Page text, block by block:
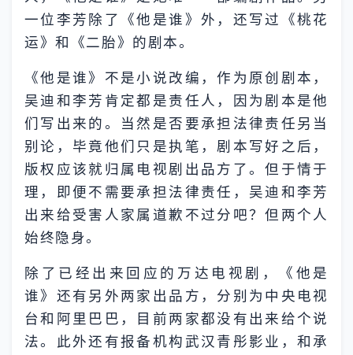
一位李芳除了《他是谁》外，还写过《桃花
运》和《二胎》的剧本。
《他是谁》不是小说改编，作为原创剧本，
吴迪和李芳肯定都是责任人，因为剧本是他
们写出来的。当然是否要承担法律责任另当
别论，毕竟他们只是执笔，剧本写好之后，
版权应该就归属电视剧出品方了。但于情于
理，即便不需要承担法律责任，吴迪和李芳
出来给受害人家属道歉不过分吧？但两个人
始终隐身。
除了已经出来回应的万达电视剧，《他是
谁》还有另外两家出品方，分别为中央电视
台和阿里巴巴，目前两家都没有出来给个说
法。此外还有报备机构武汉青彤影业，和承